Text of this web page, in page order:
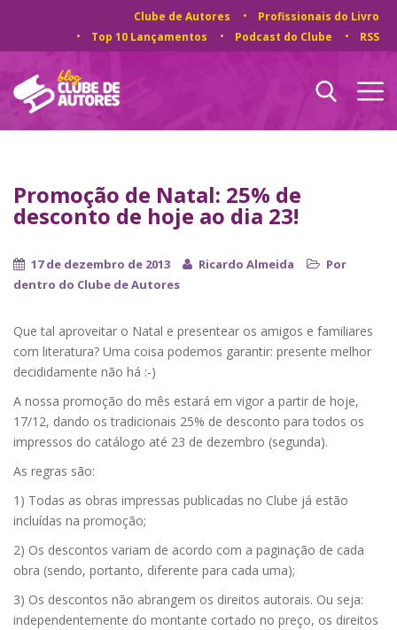
Clube de Autores
Profissionais do Livro
Top 10 Lançamentos
Podcast do Clube RSS
Promoção de Natal: 25% de
desconto de hoje ao dia 23!
17 de dezembro de 2013 Ricardo Almeida
Por
dentro do Clube de Autores
Que tal aproveitar o Natal e presentear os amigos e familiares
com literatura? Uma coisa podemos garantir: presente melhor
decididamente não há :-)
A nossa promoção do mês estará em vigor a partir de hoje,
17/12, dando os tradicionais 25% de desconto para todos os
impressos do catálogo até 23 de dezembro (segunda).
As regras são:
1) Todas as obras impressas publicadas no Clube já estão
incluídas na promoção;
2) Os descontos variam de acordo com a paginação de cada
obra (sendo, portanto, diferente para cada uma);
3) Os descontos não abrangem os direitos autorais. Ou seja:
independentemente do montante cortado no preço, os direitos